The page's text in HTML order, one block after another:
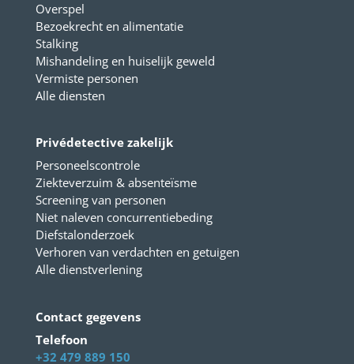
Overspel
Bezoekrecht en alimentatie
Stalking
Mishandeling en huiselijk geweld
Vermiste personen
Alle diensten
Privédetective zakelijk
Personeelscontrole
Ziekteverzuim & absenteïsme
Screening van personen
Niet naleven concurrentiebeding
Diefstalonderzoek
Verhoren van verdachten en getuigen
Alle dienstverlening
Contact gegevens
Telefoon
+32 479 889 150